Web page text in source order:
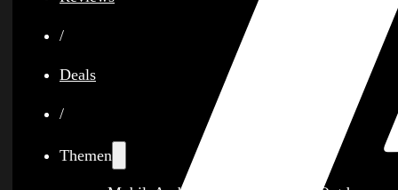
/
Deals
/
Themen